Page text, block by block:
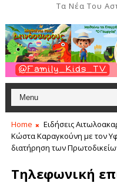
Τα Νέα Του
Home Ειδήσεις
Κώστα Καραγκούνη με τον
διατήρηση των
Τηλεφωνική